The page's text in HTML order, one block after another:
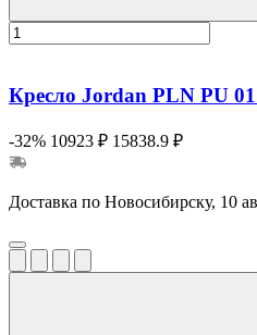
Кресло Jordan PLN PU
-32% 10923 ₽ 15838.9 ₽
Доставка по Новосибирску, 10